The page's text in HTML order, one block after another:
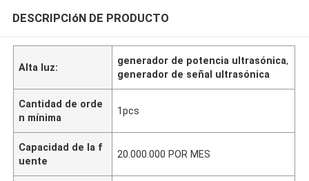
DESCRIPCIóN DE PRODUCTO
Alta luz:
generador de potencia ultrasónica,
generador de señal ultrasónica
Cantidad de orde
n mínima
1pcs
Capacidad de la f
uente
20.000.000 POR MES